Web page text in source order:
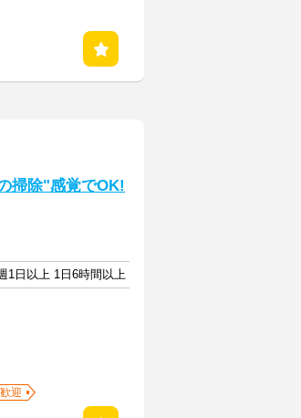
掃除"感覚でOK!
1日以上 1日6時間以上
迎